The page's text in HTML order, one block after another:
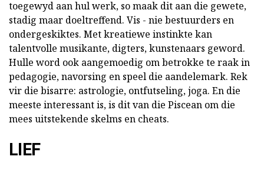
toegewyd aan hul werk, so maak dit aan die gewete,
stadig maar doeltreffend. Vis - nie bestuurders en
ondergeskiktes. Met kreatiewe instinkte kan
talentvolle musikante, digters, kunstenaars geword.
Hulle word ook aangemoedig om betrokke te raak in
pedagogie, navorsing en speel die aandelemark. Rek
vir die bisarre: astrologie, ontfutseling, joga. En die
meeste interessant is, is dit van die Piscean om die
mees uitstekende skelms en cheats.
LIEF